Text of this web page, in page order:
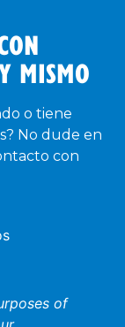
MISMO
o tiene
No dude en
con
of